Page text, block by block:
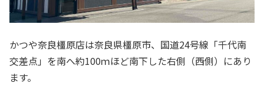
かつや奈良橿原店は奈良県橿原市、国道24号線「千代南
交差点」を南へ約100ｍほど南下した右側（西側）にあり
ます。